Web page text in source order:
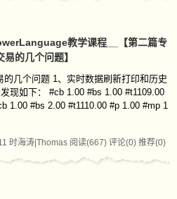
教学课程__【第二篇专
的几个问题】
几个问题 1、实时数据刷新打印和历史
现如下： #cb 1.00 #bs 1.00 #t1109.00
1.00 #bs 2.00 #t1110.00 #p 1.00 #mp 1
时海涛|Thomas 阅读(667) 评论(0) 推荐(0)